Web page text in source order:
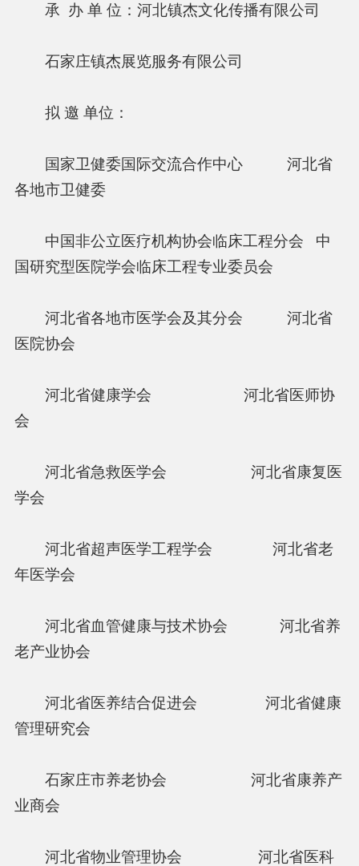
承 办 单 位：河北镇杰文化传播有限公司
石家庄镇杰展览服务有限公司
拟 邀 单位：
国家卫健委国际交流合作中心 河北省
各地市卫健委
中国非公立医疗机构协会临床工程分会 中
国研究型医院学会临床工程专业委员会
河北省各地市医学会及其分会 河北省
医院协会
河北省健康学会 河北省医师协
会
河北省急救医学会 河北省康复医
学会
河北省超声医学工程学会 河北省老
年医学会
河北省血管健康与技术协会 河北省养
老产业协会
河北省医养结合促进会 河北省健康
管理研究会
石家庄市养老协会 河北省康养产
业商会
河北省物业管理协会 河北省医科